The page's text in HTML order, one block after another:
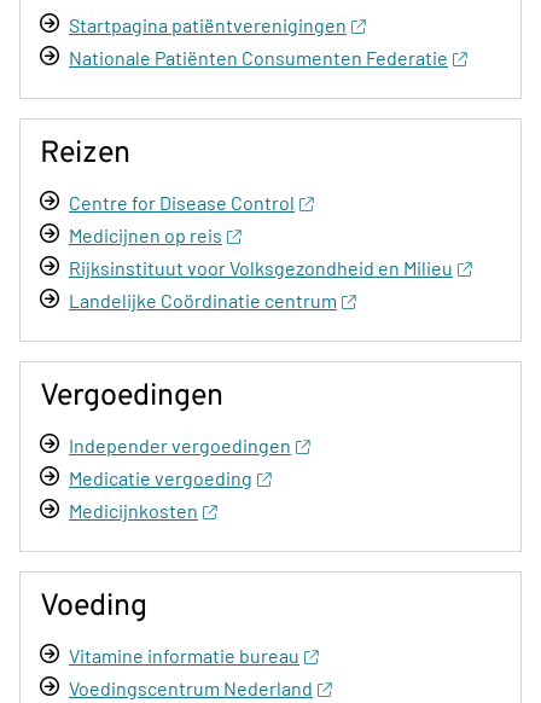
Startpagina patiëntverenigingen
Nationale Patiënten Consumenten Federatie
Reizen
Centre for Disease Control
Medicijnen op reis
Rijksinstituut voor Volksgezondheid en Milieu
Landelijke Coördinatie centrum
Vergoedingen
Independer vergoedingen
Medicatie vergoeding
Medicijnkosten
Voeding
Vitamine informatie bureau
Voedingscentrum Nederland